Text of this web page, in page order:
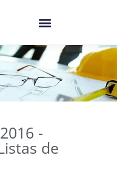
-
de